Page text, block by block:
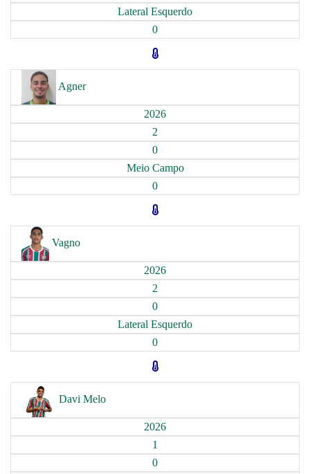
Lateral Esquerdo
0
Agner
2026
2
0
Meio Campo
0
Vagno
2026
2
0
Lateral Esquerdo
0
Davi Melo
2026
1
0